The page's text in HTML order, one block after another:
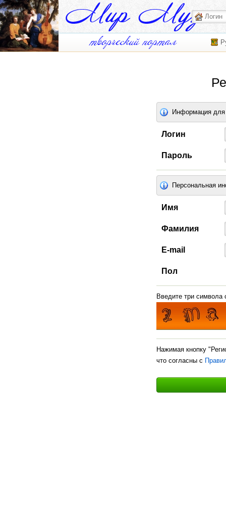
Информация для
Логин
Пароль
Персональная
Имя
Фамилия
E-mail
Пол
Введите три символа
Нажимая кнопку
что согласны с